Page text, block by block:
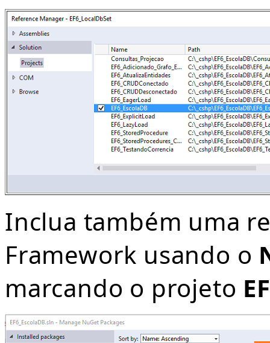
Inclua também uma
Framework usando o
marcando o projeto